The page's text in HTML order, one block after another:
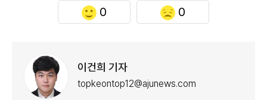
0 0
이건희 기자
topkeontop12@ajunews.com